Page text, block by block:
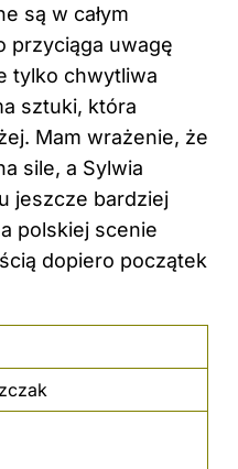
są w całym
przyciąga uwagę
tylko chwytliwa
sztuki, która
Mam wrażenie, że
sile, a Sylwia
jeszcze bardziej
polskiej scenie
dopiero początek